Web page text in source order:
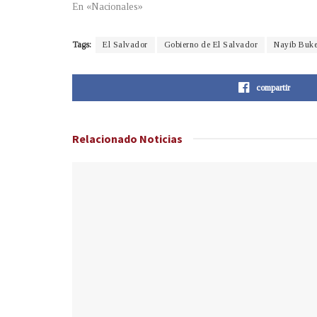
En «Nacionales»
Tags: El Salvador Gobierno de El Salvador Nayib
compartir
Relacionado Noticias